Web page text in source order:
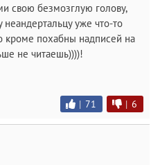
свою безмозглую голову,
неандертальцу уже что-то
кроме похабны надписей на
не читаешь))))!
| 71 | 6